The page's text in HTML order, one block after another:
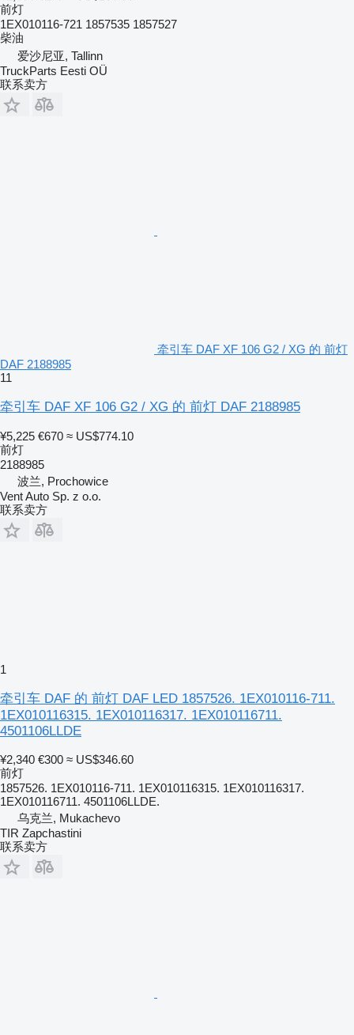
前灯
1EX010116-721 1857535 1857527
柴油
爱沙尼亚, Tallinn
TruckParts Eesti OÜ
联系卖方
牵引车 DAF XF 106 G2 / XG 的 前灯
DAF 2188985
11
牵引车 DAF XF 106 G2 / XG 的 前灯 DAF 2188985
¥5,225 €670 ≈ US$774.10
前灯
2188985
波兰, Prochowice
Vent Auto Sp. z o.o.
联系卖方
1
牵引车 DAF 的 前灯 DAF LED 1857526. 1EX010116-711.
1EX010116315. 1EX010116317. 1EX010116711.
4501106LLDE
¥2,340 €300 ≈ US$346.60
前灯
1857526. 1EX010116-711. 1EX010116315. 1EX010116317.
1EX010116711. 4501106LLDE.
乌克兰, Mukachevo
TIR Zapchastini
联系卖方